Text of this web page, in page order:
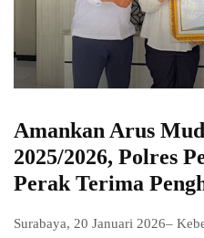
Amankan Arus
2025/2026, Polres
Perak Terima
Surabaya, 20 Januari 2026–